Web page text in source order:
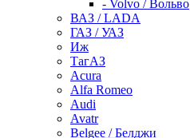
- Volvo / Вольво
ВАЗ / LADA
ГАЗ / УАЗ
Иж
ТагАЗ
Acura
Alfa Romeo
Audi
Avatr
Belgee / Белджи